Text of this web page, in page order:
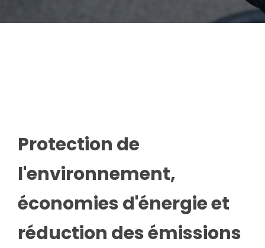
Protection de
l'environnement,
économies d'énergie et
réduction des émissions